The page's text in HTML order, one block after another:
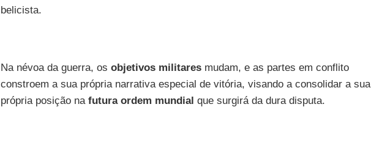
belicista.
Na névoa da guerra, os objetivos militaresmudam, e as partes em conflito
constroem a sua própria narrativa especial de vitória, visando a consolidar a sua
própria posição na futura ordem mundial que surgirá da dura disputa.